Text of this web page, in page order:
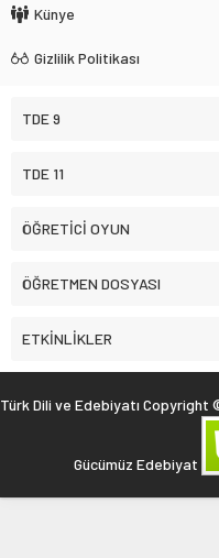
Künye
Gizlilik Politikası
TDE 9
TDE 11
ÖĞRETİCİ OYUN
ÖĞRETMEN DOSYASI
ETKİNLİKLER
Türk Dili ve Edebiyatı
Gücümüz Edebiyat